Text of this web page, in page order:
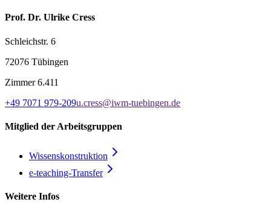
Prof. Dr. Ulrike Cress
Schleichstr. 6
72076 Tübingen
Zimmer 6.411
+49 7071 979-209u.cress@iwm-tuebingen.de
Mitglied der Arbeitsgruppen
Wissenskonstruktion
e-teaching-Transfer
Weitere Infos